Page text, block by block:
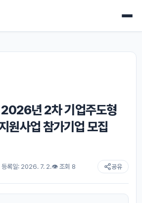
년 2차 기업주도형
원사업 참가기업 모집
록일: 2026. 7. 2.👁 조회 8 공유